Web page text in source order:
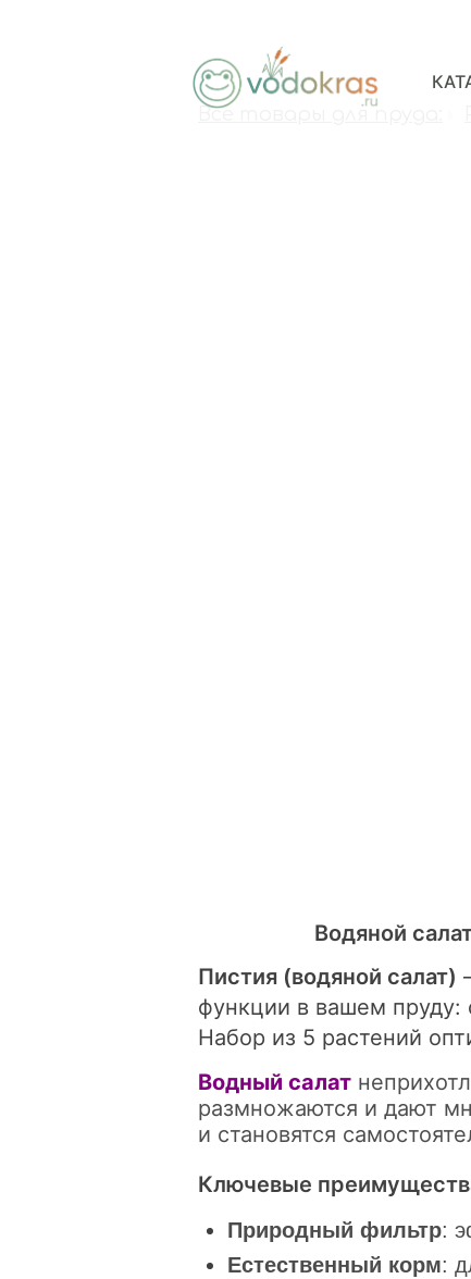
Все товары для пруда:
Водяной
Пистия (водяной салат)
функции в вашем
Набор из 5 растений
Водный салат
размножаются и дают
и становятся
Ключевые
Природный фильтр:
Естественный корм: